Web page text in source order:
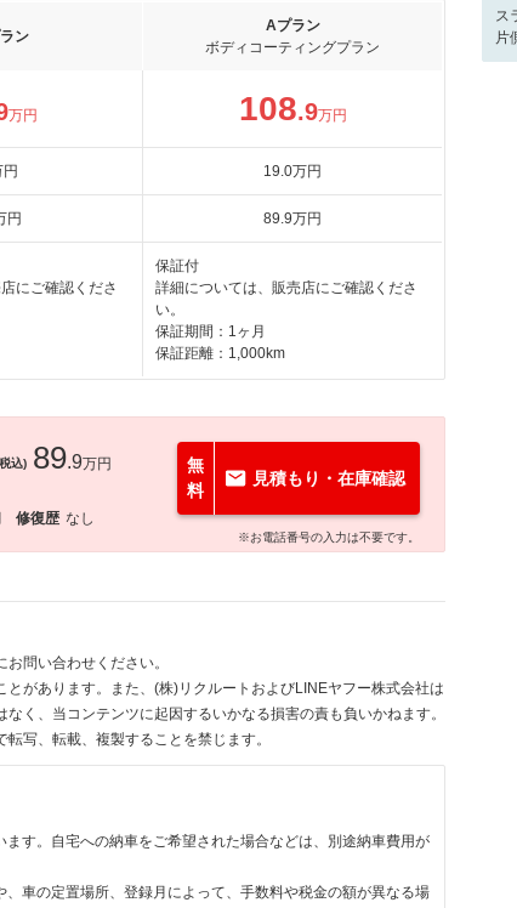
ン
Aプラン
ボディコーティングプラン
万円 108.9万円
19.0万円
円 89.9万円
にご確認くださ
保証付
詳細については、販売店にご確認くださ
い。
保証期間：1ヶ月
保証距離：1,000km
込) 89.9万円
修復歴 なし
無
料
見積もり・在庫確認
※お電話番号の入力は不要です。
問い合わせください。
があります。また、(株)リクルートおよびLINEヤフー株式会社は
く、当コンテンツに起因するいかなる損害の責も負いかねます。
写、転載、複製することを禁じます。
す。自宅への納車をご希望された場合などは、別途納車費用が
車の定置場所、登録月によって、手数料や税金の額が異なる場
ス
片